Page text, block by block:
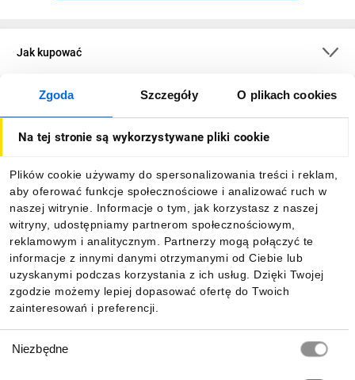
Zgoda Szczegóły O plikach cookies
Na tej stronie są wykorzystywane pliki cookie
Plików cookie używamy do spersonalizowania treści i reklam,
aby oferować funkcje społecznościowe i analizować ruch w
naszej witrynie. Informacje o tym, jak korzystasz z naszej
witryny, udostępniamy partnerom społecznościowym,
reklamowym i analitycznym. Partnerzy mogą połączyć te
informacje z innymi danymi otrzymanymi od Ciebie lub
uzyskanymi podczas korzystania z ich usług. Dzięki Twojej
zgodzie możemy lepiej dopasować ofertę do Twoich
zainteresowań i preferencji.
zgody
Niezbędne
Jak kupować
O firmie
Informacje
Pobierz naszą aplikację mobilną: